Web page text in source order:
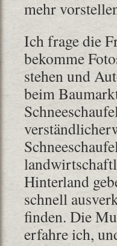
mehr
Ich frage die
bekomme
stehen und
beim
Hinterland
schnell
finden. Die
erfahre ich,